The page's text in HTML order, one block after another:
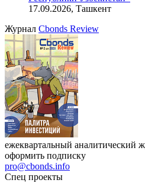
17.09.2026, Ташкент
Журнал Cbonds Review
ежеквартальный аналитический
оформить подписку
pro@cbonds.info
Спец проекты